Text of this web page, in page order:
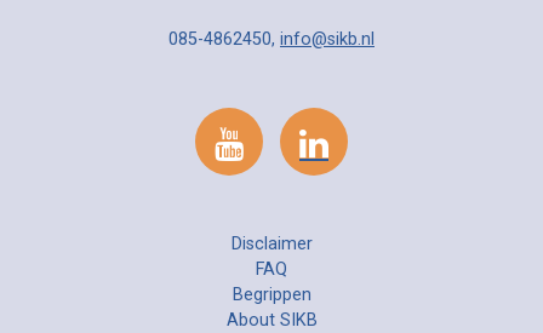
085-4862450, info@sikb.nl
Disclaimer
FAQ
Begrippen
About SIKB